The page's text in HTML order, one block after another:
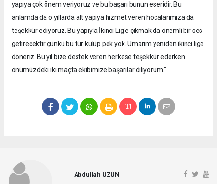
yapıya çok önem veriyoruz ve bu başarı bunun eseridir. Bu
anlamda da o yıllarda alt yapıya hizmet veren hocalarımıza da
teşekkür ediyoruz. Bu yapıyla İkinci Lig'e çıkmak da önemli bir ses
getirecektir çünkü bu tür kulüp pek yok. Umarım yeniden ikinci lige
döneriz. Bu yıl bize destek veren herkese teşekkür ederken
önümüzdeki iki maçta ekibimize başarılar diliyorum."
Abdullah UZUN